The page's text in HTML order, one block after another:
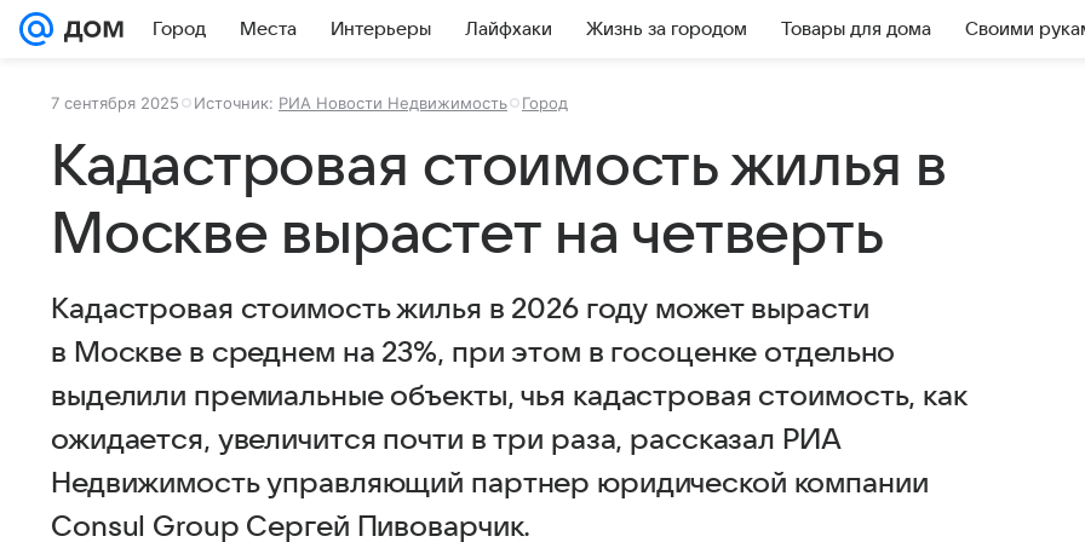
Город Места Интерьеры Лайфхаки Жизнь за городом Товары для дома Своими
7 сентября 2025 Источник: РИА Новости Недвижимость Город
Кадастровая стоимость жилья в
Москве вырастет на четверть
Кадастровая стоимость жилья в 2026 году может вырасти
в Москве в среднем на 23%, при этом в госоценке отдельно
выделили премиальные объекты, чья кадастровая стоимость, как
ожидается, увеличится почти в три раза, рассказал РИА
Недвижимость управляющий партнер юридической компании
Consul Group Сергей Пивоварчик.